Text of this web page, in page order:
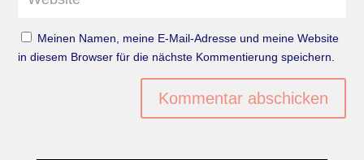
Meinen Namen, meine E-Mail-Adresse und meine Website
in diesem Browser für die nächste Kommentierung speichern.
Kommentar abschicken